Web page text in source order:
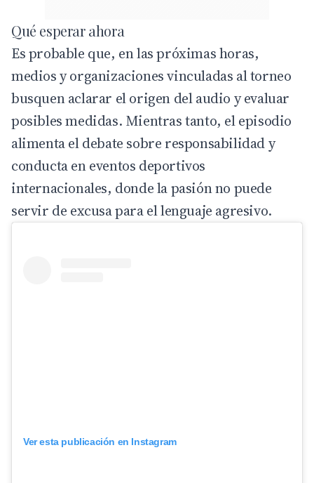
Qué esperar ahora
Es probable que, en las próximas horas,
medios y organizaciones vinculadas al torneo
busquen aclarar el origen del audio y evaluar
posibles medidas. Mientras tanto, el episodio
alimenta el debate sobre responsabilidad y
conducta en eventos deportivos
internacionales, donde la pasión no puede
servir de excusa para el lenguaje agresivo.
Ver esta publicación en Instagram